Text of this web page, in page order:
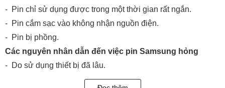
- Pin chỉ sử dụng được trong một thời gian rất ngắn.
- Pin cắm sạc vào không nhận nguồn điện.
- Pin bị phồng.
Các nguyên nhân dẫn đến việc pin Samsung hỏng
- Do sử dụng thiết bị đã lâu.
- Sử dụng Samsung vừa dùng vừa sạc.